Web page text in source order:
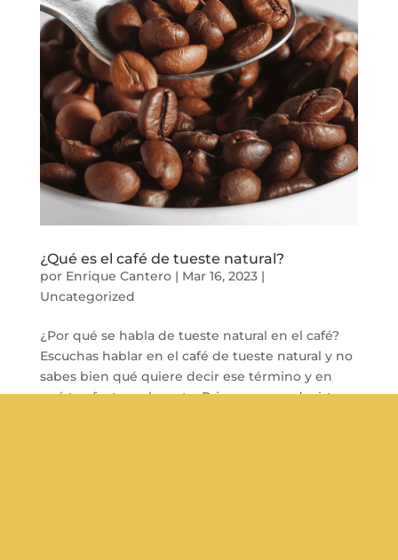
¿Qué es el café de tueste natural?
por Enrique Cantero| Mar 16, 2023|
Uncategorized
¿Por qué se habla de tueste natural en el café?
Escuchas hablar en el café de tueste natural y no
sabes bien qué quiere decir ese término y en
qué te afecta realmente. Primero voy a decirte